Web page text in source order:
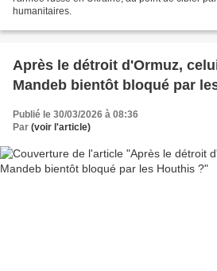
humanitaires.
Après le détroit d'Ormuz,
Mandeb bientôt bloqué par
Publié le 30/03/2026 à 08:36
Par (voir l'article)